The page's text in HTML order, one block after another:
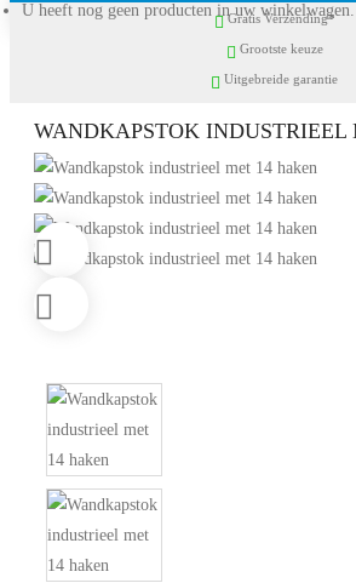
U heeft nog geen producten in uw winkelwagen.
Gratis Verzending*
Grootste keuze
Uitgebreide garantie
WANDKAPSTOK INDUSTRIEEL